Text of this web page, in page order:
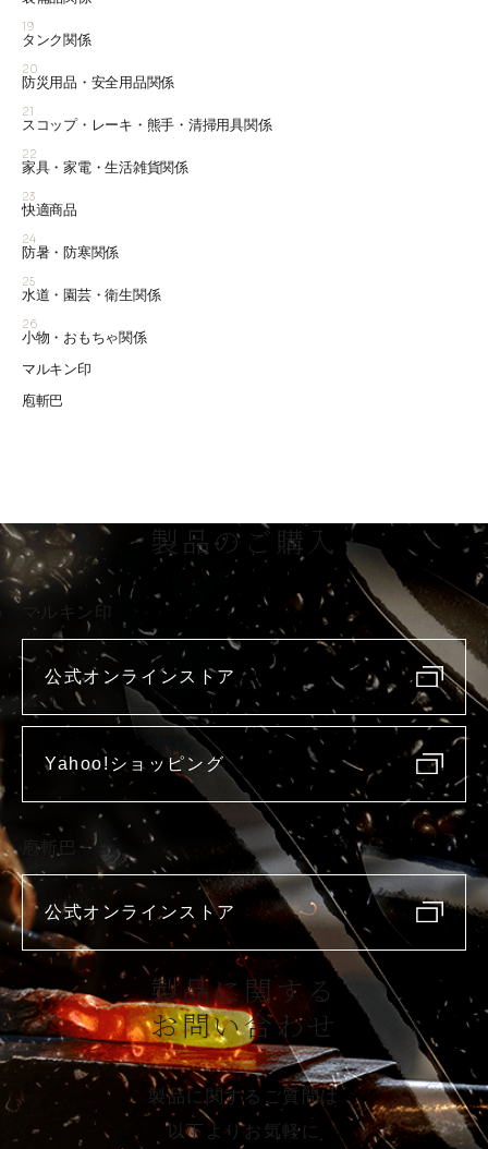
19
タンク関係
20
防災用品・安全用品関係
21
スコップ・レーキ・熊手・清掃用具関係
22
家具・家電・生活雑貨関係
23
快適商品
24
防暑・防寒関係
25
水道・園芸・衛生関係
26
小物・おもちゃ関係
マルキン印
庖斬巴
製品のご購入
マルキン印
公式オンラインストア
Yahoo!ショッピング
庖斬巴
公式オンラインストア
製品に関する
お問い合わせ
製品に関するご質問は
以下よりお気軽に